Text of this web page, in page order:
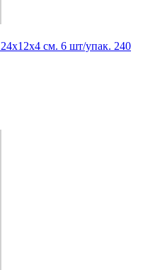
см. 6 шт/упак. 240